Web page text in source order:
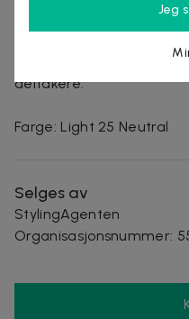
^Basert på en
deltakere.
Farge: Light 25 Neutral
Selges av
StylingAgenten
Organisasjonsnummer:
Jeg